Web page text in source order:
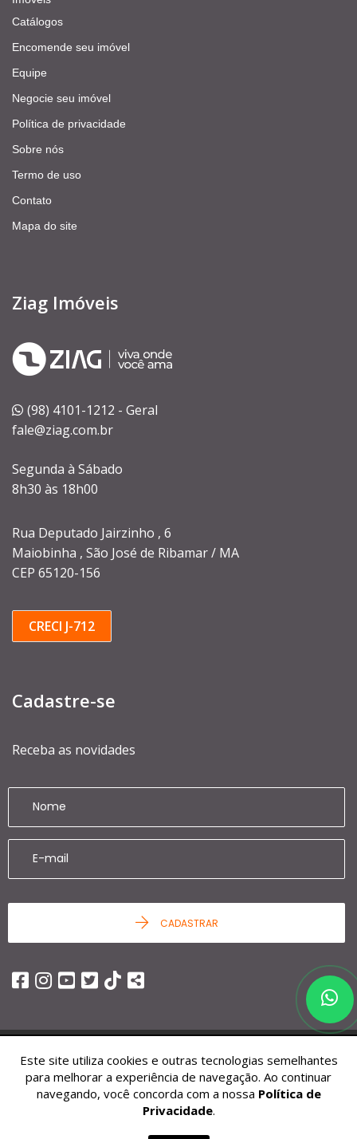
Catálogos
Encomende seu imóvel
Equipe
Negocie seu imóvel
Política de privacidade
Sobre nós
Termo de uso
Contato
Mapa do site
Ziag Imóveis
(98) 4101-1212 - Geral
fale@ziag.com.br
Segunda à Sábado
8h30 às 18h00
Rua Deputado Jairzinho , 6
Maiobinha , São José de Ribamar / MA
CEP 65120-156
CRECI J-712
Cadastre-se
Receba as novidades
CADASTRAR
© 2026 - Ziag Imóveis -25.451.252/0001-68 -Todos os Direitos
Reservados.
Este site utiliza cookies e outras tecnologias semelhantes
para melhorar a experiência de navegação. Ao continuar
navegando, você concorda com a nossa Política de
Privacidade.